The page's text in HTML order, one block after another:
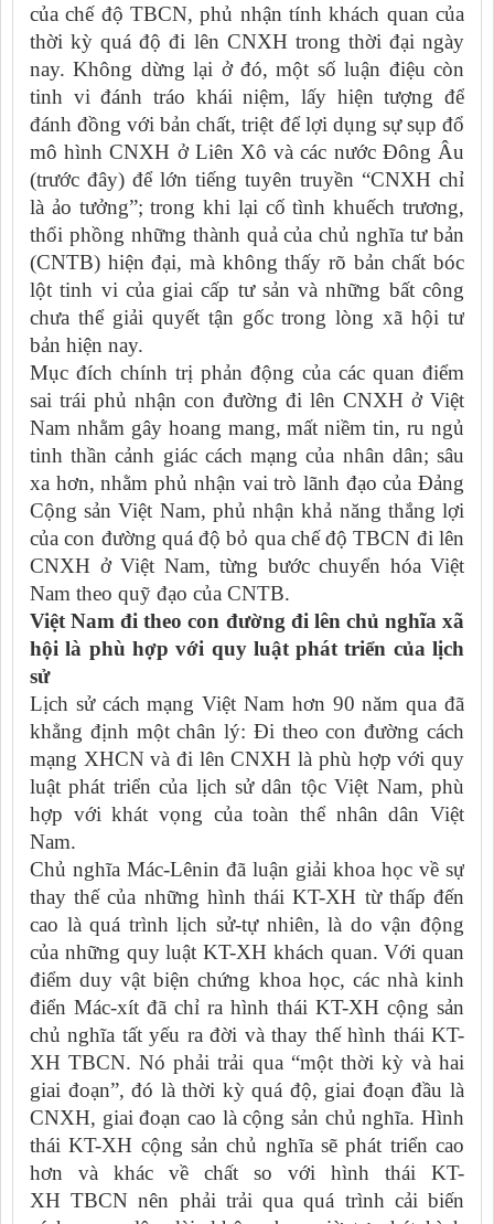
của chế độ TBCN, phủ nhận tính khách quan của
thời kỳ quá độ đi lên CNXH trong thời đại ngày
nay. Không dừng lại ở đó, một số luận điệu còn
tinh vi đánh tráo khái niệm, lấy hiện tượng để
đánh đồng với bản chất, triệt để lợi dụng sự sụp đổ
mô hình CNXH ở Liên Xô và các nước Đông Âu
(trước đây) để lớn tiếng tuyên truyền “CNXH chỉ
là ảo tưởng”; trong khi lại cố tình khuếch trương,
thổi phồng những thành quả của chủ nghĩa tư bản
(CNTB) hiện đại, mà không thấy rõ bản chất bóc
lột tinh vi của giai cấp tư sản và những bất công
chưa thể giải quyết tận gốc trong lòng xã hội tư
bản hiện nay.
Mục đích chính trị phản động của các quan điểm
sai trái phủ nhận con đường đi lên CNXH ở Việt
Nam nhằm gây hoang mang, mất niềm tin, ru ngủ
tinh thần cảnh giác cách mạng của nhân dân; sâu
xa hơn, nhằm phủ nhận vai trò lãnh đạo của Đảng
Cộng sản Việt Nam, phủ nhận khả năng thắng lợi
của con đường quá độ bỏ qua chế độ TBCN đi lên
CNXH ở Việt Nam, từng bước chuyển hóa Việt
Nam theo quỹ đạo của CNTB.
Việt Nam đi theo con đường đi lên chủ nghĩa xã
hội là phù hợp với quy luật phát triển của lịch
sử
Lịch sử cách mạng Việt Nam hơn 90 năm qua đã
khẳng định một chân lý: Đi theo con đường cách
mạng XHCN và đi lên CNXH là phù hợp với quy
luật phát triển của lịch sử dân tộc Việt Nam, phù
hợp với khát vọng của toàn thể nhân dân Việt
Nam.
Chủ nghĩa Mác-Lênin đã luận giải khoa học về sự
thay thế của những hình thái KT-XH từ thấp đến
cao là quá trình lịch sử-tự nhiên, là do vận động
của những quy luật KT-XH khách quan. Với quan
điểm duy vật biện chứng khoa học, các nhà kinh
điển Mác-xít đã chỉ ra hình thái KT-XH cộng sản
chủ nghĩa tất yếu ra đời và thay thế hình thái KT-
XH TBCN. Nó phải trải qua “một thời kỳ và hai
giai đoạn”, đó là thời kỳ quá độ, giai đoạn đầu là
CNXH, giai đoạn cao là cộng sản chủ nghĩa. Hình
thái KT-XH cộng sản chủ nghĩa sẽ phát triển cao
hơn và khác về chất so với hình thái KT-
XH TBCN nên phải trải qua quá trình cải biến